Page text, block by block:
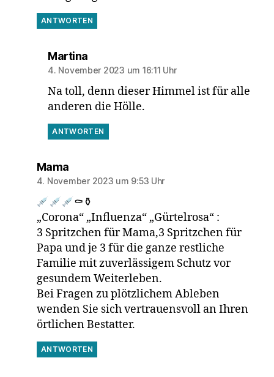
ANTWORTEN
Martinasagt:
4. November 2023 um 16:11 Uhr
Na toll, denn dieser Himmel ist für alle
anderen die Hölle.
ANTWORTEN
Mamasagt:
4. November 2023 um 9:53 Uhr
⚰⚱
„Corona“ „Influenza“ „Gürtelrosa“ :
3 Spritzchen für Mama,3 Spritzchen für
Papa und je 3 für die ganze restliche
Familie mit zuverlässigem Schutz vor
gesundem Weiterleben.
Bei Fragen zu plötzlichem Ableben
wenden Sie sich vertrauensvoll an Ihren
örtlichen Bestatter.
ANTWORTEN